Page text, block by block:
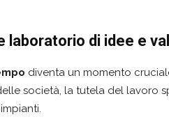
laboratorio di idee e
diventa un momento
società, la tutela del lavoro